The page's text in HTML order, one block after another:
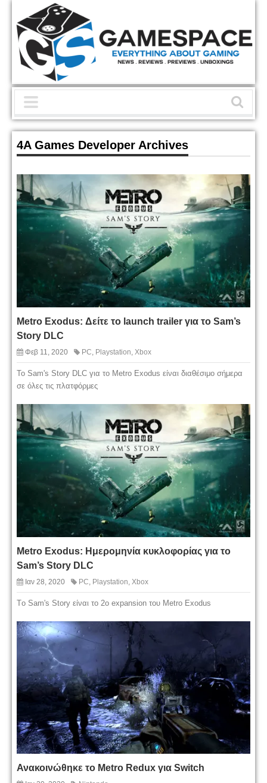
4A Games Developer Archives
Metro Exodus: Δείτε το launch trailer για το Sam’s
Story DLC
Φεβ 11, 2020 PC, Playstation, Xbox
Το Sam's Story DLC για το Metro Exodus είναι διαθέσιμο σήμερα
σε όλες τις πλατφόρμες
Metro Exodus: Ημερομηνία κυκλοφορίας για το
Sam’s Story DLC
Ιαν 28, 2020 PC Playstation Xbox
Tο Sam's Story είναι το 2ο expansion του Metro Exodus
Ανακοινώθηκε το Metro Redux για Switch